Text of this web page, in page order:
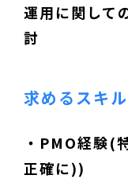
運用に関して
討
求めるスキル
・PMO経験(
正確に))